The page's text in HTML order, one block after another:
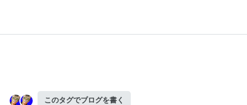
このタグでブログを書く